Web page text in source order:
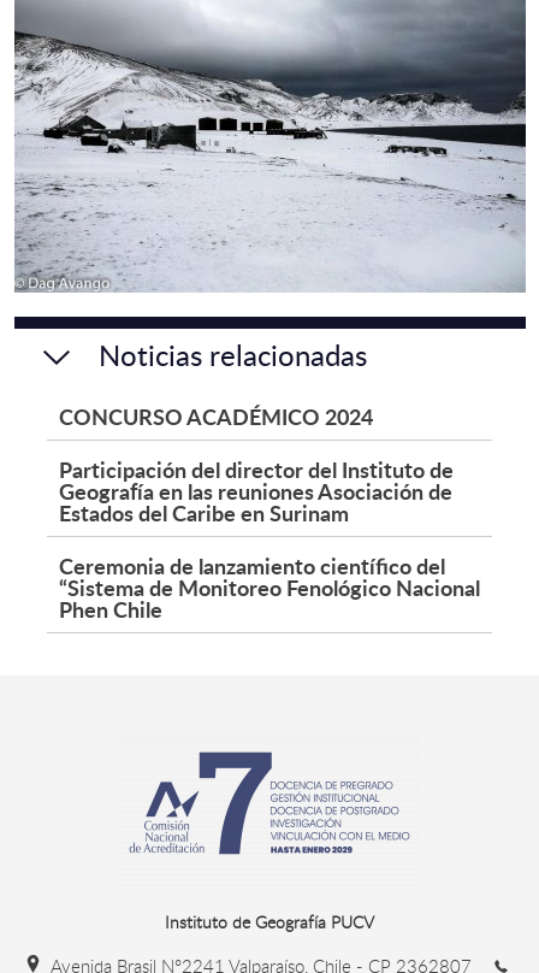
Noticias relacionadas
CONCURSO ACADÉMICO 2024
Participación del director del Instituto de
Geografía en las reuniones Asociación de
Estados del Caribe en Surinam
Ceremonia de lanzamiento científico del
“Sistema de Monitoreo Fenológico Nacional
Phen Chile
Instituto de Geografía PUCV
Avenida Brasil N°2241 Valparaíso, Chile - CP 2362807